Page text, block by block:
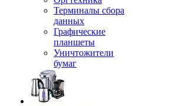
Терминалы сбора
данных
Графические
планшеты
Уничтожители
бумаг